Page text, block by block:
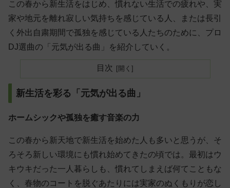
この春から新生活をはじめ、慣れない生活での疲れや、実
家や地元を離れ寂しい気持ちを感じている人、または長引
く外出自粛期間で孤独を感じている人たちのために、プロ
DJ選曲の「元気が出る曲」を紹介していく。
目次
新生活を彩る「元気が出る曲」
ホームシックや孤独を癒す音楽の力
この春から新天地で新生活を始めた人も多いと思うが、そ
ろそろ新しい環境にも慣れ始めてきたの頃では。最初はウ
キウキだった一人暮らしも、慣れてしまえば何てこともな
く、春物のコートを脱ぐあたりには実家のぬくもりが恋し